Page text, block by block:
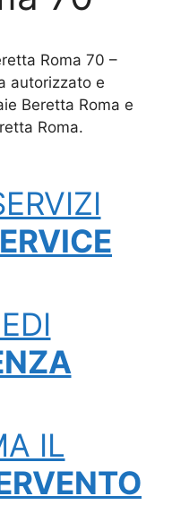
Roma 70 –
autorizzato e
Beretta Roma e
Roma.
IL